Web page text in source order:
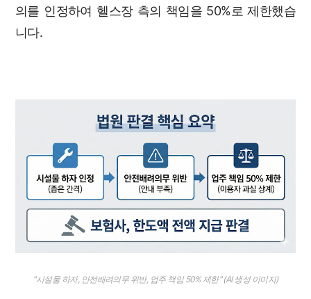
의를 인정하여 헬스장 측의 책임을 50%로 제한했습
니다.
"시설물 하자, 안전배려의무 위반, 업주 책임 50% 제한" (AI 생성 이미지)